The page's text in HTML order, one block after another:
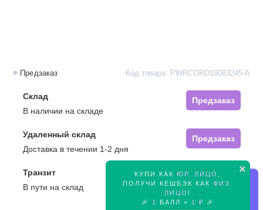
×
КУПИ КАК ЮР. ЛИЦО
ПОЛУЧИ КЕШБЭК КАК ФИЗ.
ЛИЦО !
🎉
1 БАЛЛ = 1 ₽ 🎉
Предзаказ Код товара: PWRCORD10083245-A
Склад
Предзаказ
В наличии на складе
Удаленный склад
Предзаказ
Доставка в течении 1-2 дня
Транзит
Предзаказ
В пути на склад